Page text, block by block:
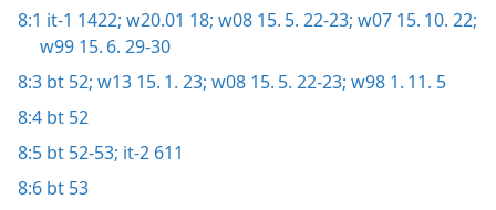
8:1 it-1 1422; w20.01 18; w08 15. 5. 22-23; w07 15. 10. 22;
w99 15. 6. 29-30
8:3 bt 52; w13 15. 1. 23; w08 15. 5. 22-23; w98 1. 11. 5
8:4 bt 52
8:5 bt 52-53; it-2 611
8:6 bt 53